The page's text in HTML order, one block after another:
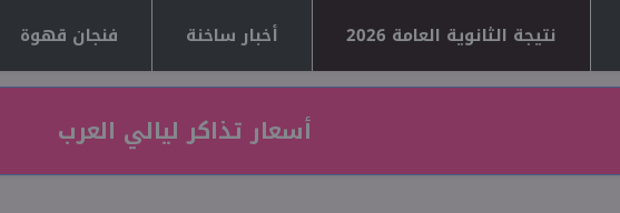
نتيجة الثانوية العامة 2026 أخبار ساخنة فنجان قهوة
أسعار تذاكر ليالي العرب